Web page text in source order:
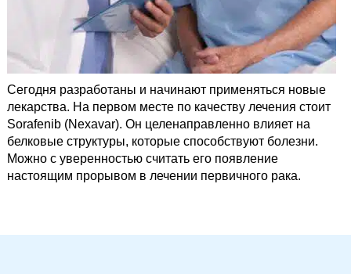
Сегодня разработаны и начинают применяться новые
лекарства. На первом месте по качеству лечения стоит
Sorafenib (Nexavar). Он целенаправленно влияет на
белковые структуры, которые способствуют болезни.
Можно с уверенностью считать его появление
настоящим прорывом в лечении первичного рака.